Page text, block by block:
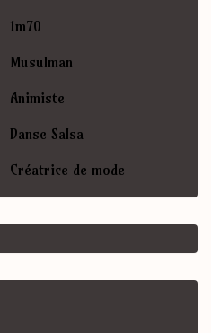
1m70
Musulman
Animiste
Danse Salsa
Créatrice de mode